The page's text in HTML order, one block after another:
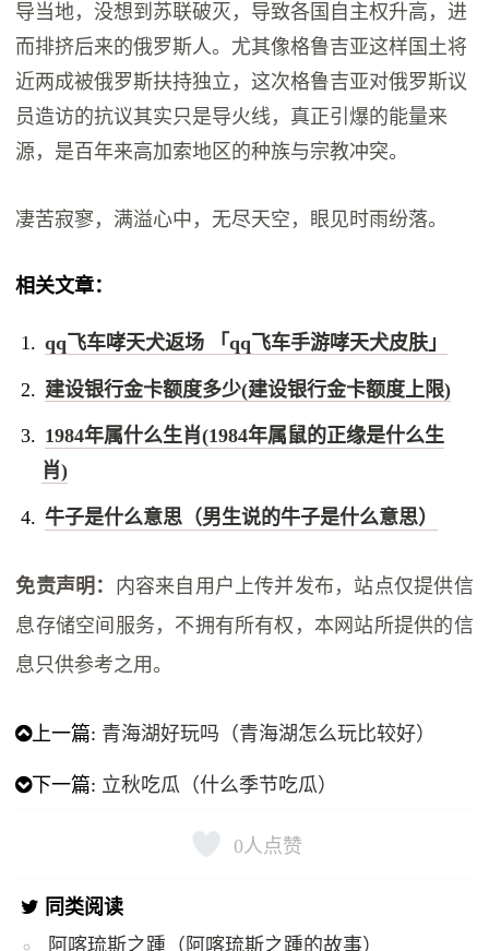
导当地，没想到苏联破灭，导致各国自主权升高，进
而排挤后来的俄罗斯人。尤其像格鲁吉亚这样国土将
近两成被俄罗斯扶持独立，这次格鲁吉亚对俄罗斯议
员造访的抗议其实只是导火线，真正引爆的能量来
源，是百年来高加索地区的种族与宗教冲突。
凄苦寂寥，满溢心中，无尽天空，眼见时雨纷落。
相关文章：
qq飞车哮天犬返场 「qq飞车手游哮天犬皮肤」
建设银行金卡额度多少(建设银行金卡额度上限)
1984年属什么生肖(1984年属鼠的正缘是什么生
肖)
牛子是什么意思（男生说的牛子是什么意思）
免责声明： 内容来自用户上传并发布，站点仅提供信
息存储空间服务，不拥有所有权，本网站所提供的信
息只供参考之用。
上一篇: 青海湖好玩吗（青海湖怎么玩比较好）
下一篇: 立秋吃瓜（什么季节吃瓜）
0人点赞
同类阅读
阿喀琉斯之踵（阿喀琉斯之踵的故事）